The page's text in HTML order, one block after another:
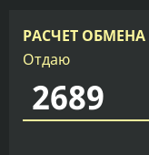
РАСЧЕТ ОБМЕНА
Отдаю